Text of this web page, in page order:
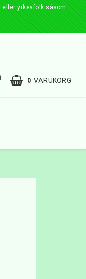
yrkesfolk såsom
0 VARUKORG